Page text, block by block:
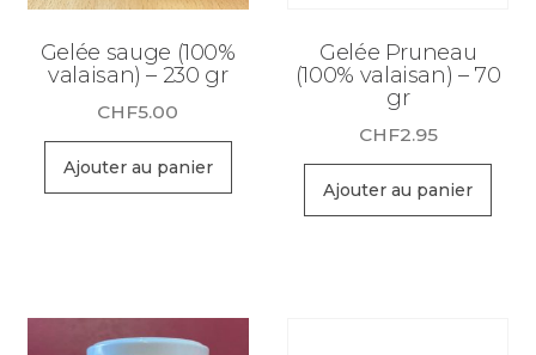
Gelée sauge (100%
valaisan) – 230 gr
CHF5.00
Ajouter au panier
Gelée Pruneau
(100% valaisan) – 70
gr
CHF2.95
Ajouter au panier